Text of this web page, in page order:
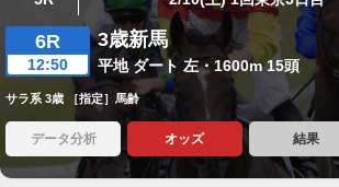
6R
12:50
3歳新馬
平地 ダート 左・1600m 15頭
サラ系 3歳 ［指定］馬齢
データ分析 オッズ 結果